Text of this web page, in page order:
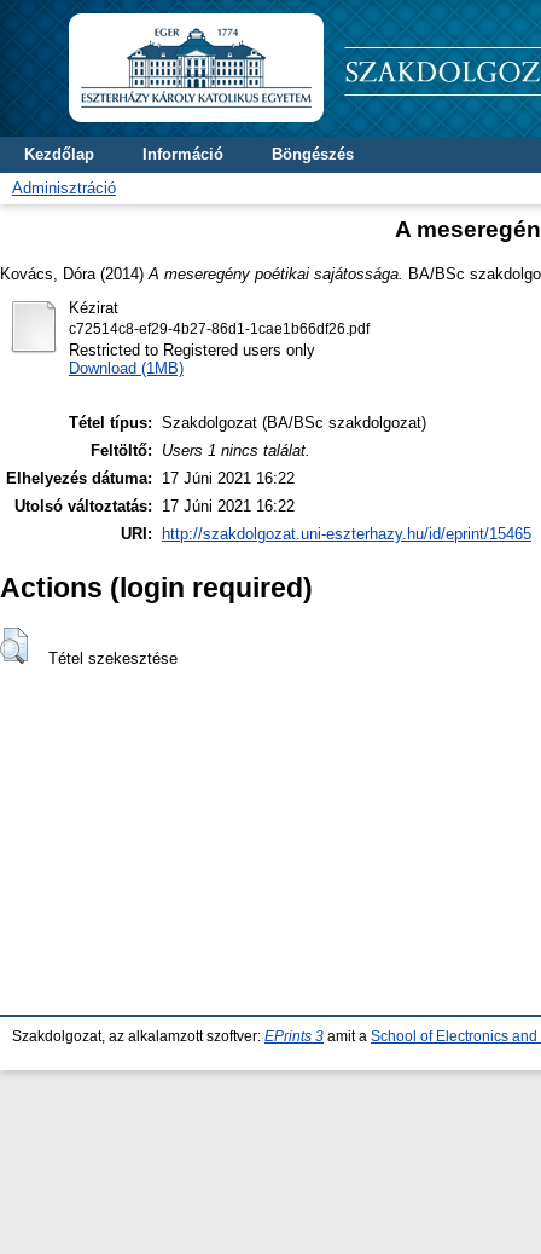
Kezdőlap Információ
Böngészés
Adminisztráció
A
Kovács, Dóra (2014) A meseregény poétikai sajátossága.
BA/BSc
Kézirat
c72514c8-ef29-4b27-86d1-1cae1b66df26.pdf
Restricted to Registered users only
Download (1MB)
Tétel típus: Szakdolgozat (BA/BSc szakdolgozat)
Feltöltő:
Users 1 nincs találat.
Elhelyezés dátuma:
17 Júni 2021 16:22
Utolsó változtatás:
17 Júni 2021 16:22
URI:
http://szakdolgozat.uni-eszterhazy.hu/id/eprint/15465
Actions (login required)
Tétel szekesztése
Szakdolgozat, az alkalamzott szoftver: EPrints 3 amit a School of Electronics